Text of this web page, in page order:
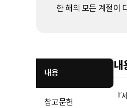
한 해의 모든 계절이
내용
참고문헌
내